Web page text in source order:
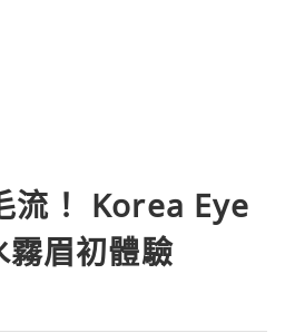
流！ Korea Eye
眉初體驗